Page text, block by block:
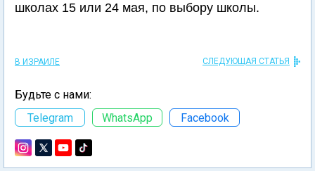
школах 15 или 24 мая, по выбору школы.
В ИЗРАИЛЕ СЛЕДУЮЩАЯ СТАТЬЯ
Будьте с нами:
Telegram
WhatsApp Facebook